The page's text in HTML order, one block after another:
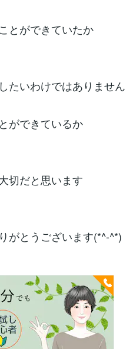
とができていたか
たいわけではありません
ができているか
切だと思います
がとうございます(*^-^*)